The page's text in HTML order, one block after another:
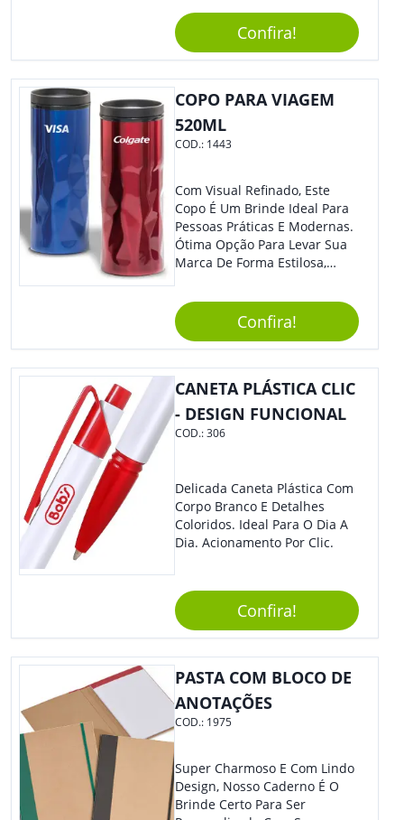
Elástico Permite Maior
Segurança Ao Carregá-Lo.
Ofereça A Seus Clientes E
Colaboradores, Sem Dúvidas
Eles Irão Adorar.
Confira!
COPO PARA VIAGEM
520ML
COD.: 1443
Com Visual Refinado, Este
Copo É Um Brinde Ideal Para
Pessoas Práticas E Modernas.
Ótima Opção Para Levar Sua
Marca De Forma Estilosa,
Empresa Em Eventos,
Reuniões Corporativas Ou Até
Mesmo Para Presentear
Colaboradores.
Confira!
CANETA PLÁSTICA CLIC
- DESIGN FUNCIONAL
COD.:306
Delicada Caneta Plástica Com
Corpo Branco E Detalhes
Coloridos. Ideal Para O Dia A
Dia. Acionamento Por Clic.
Confira!
PASTA COM BLOCO DE
ANOTAÇÕES
COD.: 1975
Super Charmoso E Com Lindo
Design, Nosso Caderno É O
Brinde Certo Para Ser